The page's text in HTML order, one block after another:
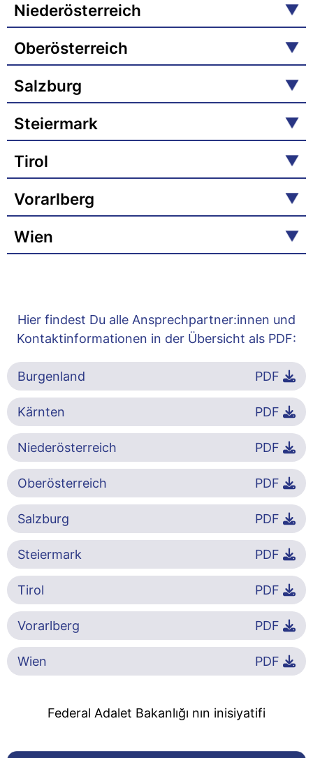
Niederösterreich
Oberösterreich
Salzburg
Steiermark
Tirol
Vorarlberg
Wien
Hier findest Du alle Ansprechpartner:innen und
Kontaktinformationen in der Übersicht als PDF:
Burgenland PDF
Kärnten PDF
Niederösterreich PDF
Oberösterreich PDF
Salzburg PDF
Steiermark PDF
Tirol PDF
Vorarlberg PDF
Wien PDF
Federal Adalet Bakanlığı nın inisiyatifi